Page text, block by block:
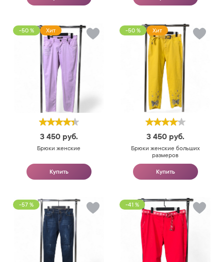
-50 % Хит
3 450 руб.
Брюки женские
Купить
-50 % Хит
3 450 руб.
Брюки женские больших
размеров
Купить
-57 % -41 %